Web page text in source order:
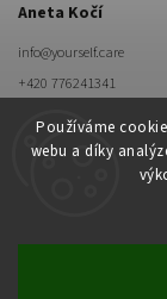
Používáme
webu a díky
Aneta Kočí
info@yourself.care
+420 776241341